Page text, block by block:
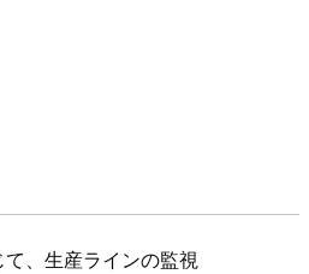
、生産ラインの監視